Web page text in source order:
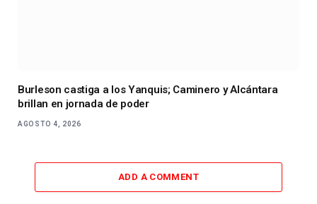
Burleson castiga a los Yanquis; Caminero y Alcántara
brillan en jornada de poder
AGOSTO 4, 2026
ADD A COMMENT